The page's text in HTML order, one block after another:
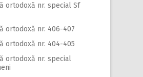
ortodoxă nr. special Sf
ortodoxă nr. 406-407
ortodoxă nr. 404-405
ortodoxă nr. special